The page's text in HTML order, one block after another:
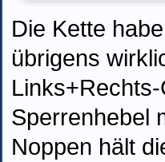
Die Kette
übrigens
Sperrenhebel
Noppen hält